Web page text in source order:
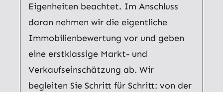
Eigenheiten beachtet. Im Anschluss
daran nehmen wir die eigentliche
Immobilienbewertung vor und geben
eine erstklassige Markt- und
Verkaufseinschätzung ab. Wir
begleiten Sie Schritt für Schritt: von der